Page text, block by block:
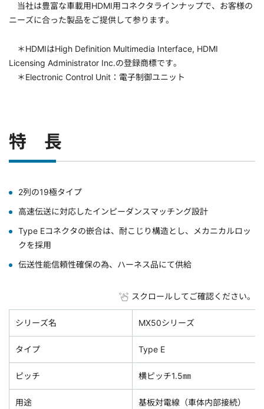
当社は豊富な車載用HDMI用コネクタラインナップで、お客様の
ニーズに合った製品をご提供して参ります。
＊HDMIはHigh Definition Multimedia Interface, HDMI
Licensing Administrator Inc.の登録商標です。
＊Electronic Control Unit：電子制御ユニット
特 長
2列の19極タイプ
高速伝送に対応したインピーダンスマッチング設計
Type Eコネクタの嵌合は、耐こじり構造とし、メカニカルロッ
クを採用
伝送性能信頼性確保の為、ハーネス品にて供給
スクロールしてご確認ください。
シリーズ名 MX50シリーズ
タイプ Type E
ピッチ 横ピッチ1.5㎜
用途 基板対電線（車体内部接続）